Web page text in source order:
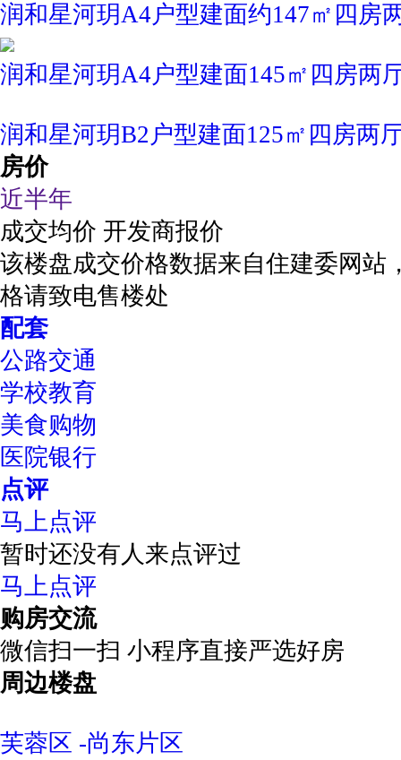
润和星河玥A4户型建面约147㎡四房
润和星河玥A4户型建面145㎡四房两
润和星河玥B2户型建面125㎡四房两
房价
近半年
成交均价 开发商报价
该楼盘成交价格数据来自住建委网站
格请致电售楼处
配套
公路交通
学校教育
美食购物
医院银行
点评
马上点评
暂时还没有人来点评过
马上点评
购房交流
微信扫一扫 小程序直接严选好房
周边楼盘
芙蓉区 -尚东片区